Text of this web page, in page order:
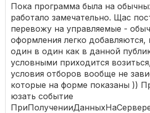
Пока программа была на
работало замечательно. Щас
перевожу на управляемые -
оформления легко добавляются,
один в один как в данной
условными приходится
условия отборов вообще не
которые на форме показаны ))
юзать событие